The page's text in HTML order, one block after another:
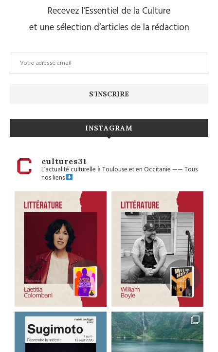
Recevez l’Essentiel de la Culture
et une sélection d’articles de la rédaction
INSTAGRAM
cultures31
L’actualité culturelle à Toulouse et en Occitanie——Tous
nos liens